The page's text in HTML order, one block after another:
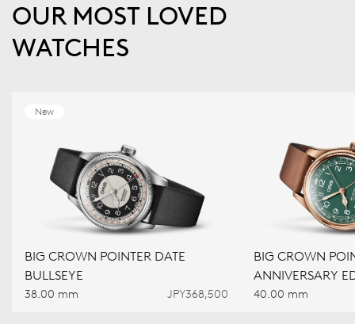
OUR MOST LOVED
WATCHES
New
BIG CROWN POINTER DATE
BULLSEYE
38.00 mm JPY368,500
BIG CROWN
ANNIVERSARY
40.00 mm